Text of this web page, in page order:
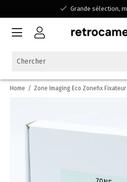
Grande sélection,
Disponible pour
Home / Zone Imaging Eco Zonefix